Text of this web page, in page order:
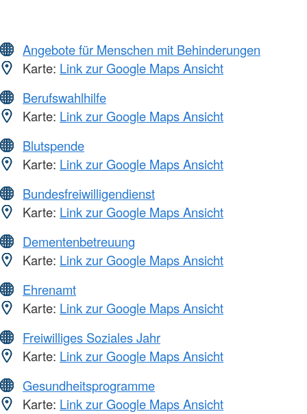
Angebote für Menschen mit Behinderungen
Karte: Link zur Google Maps Ansicht
Berufswahlhilfe
Karte: Link zur Google Maps Ansicht
Blutspende
Karte: Link zur Google Maps Ansicht
Bundesfreiwilligendienst
Karte: Link zur Google Maps Ansicht
Dementenbetreuung
Karte: Link zur Google Maps Ansicht
Ehrenamt
Karte: Link zur Google Maps Ansicht
Freiwilliges Soziales Jahr
Karte: Link zur Google Maps Ansicht
Gesundheitsprogramme
Karte: Link zur Google Maps Ansicht